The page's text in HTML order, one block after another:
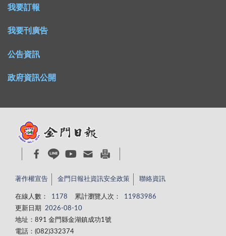
我要訂報
我要刊廣告
公告資訊
政府資訊公開
著作權宣告 金門日報社資訊安全政策 聯絡資訊
在線人數： 1178 累計瀏覽人次：
11983986
更新日期
2026-08-10
地址：891 金門縣金湖鎮成功1號
電話：(082)332374